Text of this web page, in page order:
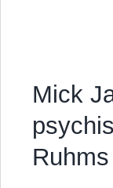
Mick
Ruhms